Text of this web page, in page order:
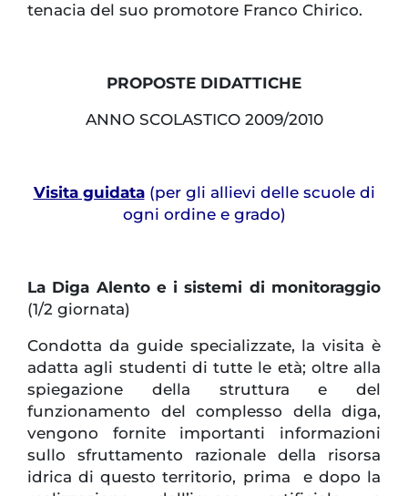
tenacia del suo promotore Franco Chirico.
PROPOSTE DIDATTICHE
ANNO SCOLASTICO 2009/2010
Visita guidata(per gli allievi delle scuole di
ogni ordine e grado)
La Diga Alento e i sistemi di monitoraggio
(1/2 giornata)
Condotta da guide specializzate, la visita è
adatta agli studenti di tutte le età; oltre alla
spiegazione della struttura e del
funzionamento del complesso della diga,
vengono fornite importanti informazioni
sullo sfruttamento razionale della risorsa
idrica di questo territorio, prima e dopo la